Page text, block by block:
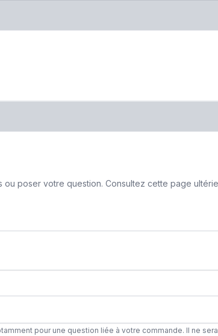
poser votre question. Consultez cette page
pour une question liée à votre commande. Il ne